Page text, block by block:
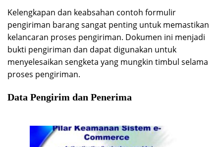
Kelengkapan dan keabsahan contoh formulir
pengiriman barang sangat penting untuk memastikan
kelancaran proses pengiriman. Dokumen ini menjadi
bukti pengiriman dan dapat digunakan untuk
menyelesaikan sengketa yang mungkin timbul selama
proses pengiriman.
Data Pengirim dan Penerima